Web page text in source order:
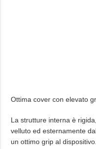
Ottima cover con elevato
La strutture interna è
velluto ed esternamente
un ottimo grip al dispositivo.